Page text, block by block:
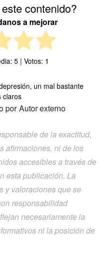
contenido?
a mejorar
5| Votos: 1
un mal bastante
claros
por Autor externo
de la exactitud,
afirmaciones, ni de los
accesibles a través de
esta publicación. La
y valoraciones que se
responsabilidad
necesariamente la
ni la posición de